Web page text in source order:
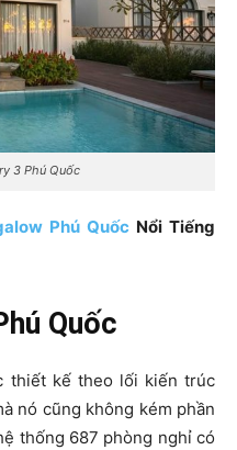
3 Phú Quốc
Phú Quốc Nổi Tiếng
Quốc
thiết kế theo lối kiến trúc
nó cũng không kém phần
thống 687 phòng nghỉ có